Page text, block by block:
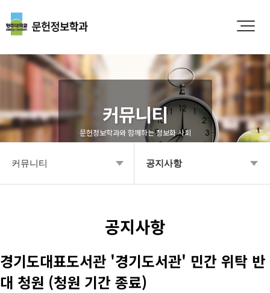
커뮤니티
문헌정보학과와 함께하는 정보화 사회
커뮤니티
대학원
학생활동
공지사항
Q&A
영상갤러리
학과소식 갤러리
공지사항
경기도대표도서관 '경기도서관' 민간 위탁 반
대 청원 (청원 기간 종료)